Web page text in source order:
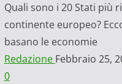
Quali sono i 20 Stati più
continente europeo?
basano le economie
Redazione Febbraio 25,
0